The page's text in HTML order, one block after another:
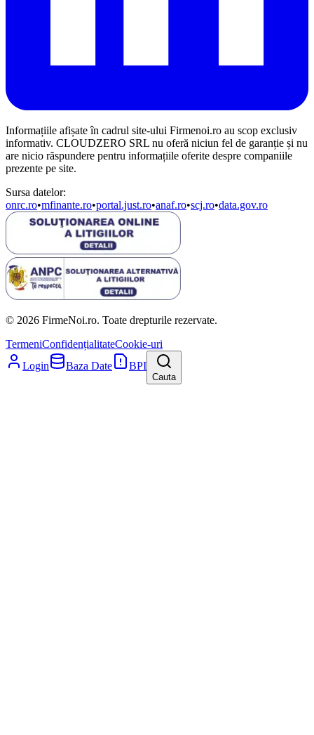
Informațiile afișate în cadrul site-ului Firmenoi.ro au scop exclusiv
informativ. CLOUDZERO SRL nu oferă niciun fel de garanție și nu
are nicio răspundere pentru informațiile oferite despre companiile
prezente pe site.
Sursa datelor:
onrc.ro•mfinante.ro•portal.just.ro•anaf.ro•scj.ro•data.gov.ro
© 2026 FirmeNoi.ro. Toate drepturile rezervate.
TermeniConfidențialitateCookie-uri
Login
Baza Date BPI
Cauta